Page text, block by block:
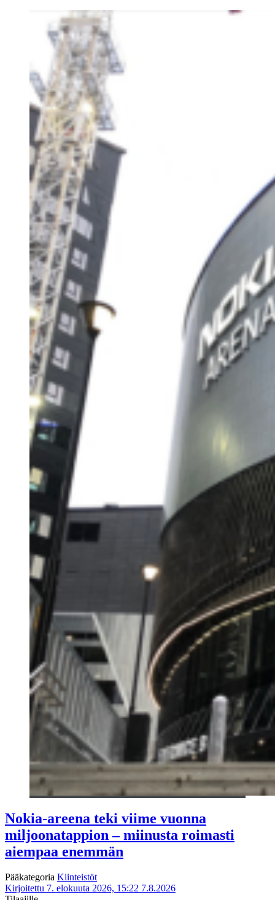
Nokia-areena teki viime vuonna
miljoonatappion – miinusta roimasti
aiempaa enemmän
Pääkategoria Kiinteistöt
Kirjoitettu 7. elokuuta 2026, 15:22 7.8.2026